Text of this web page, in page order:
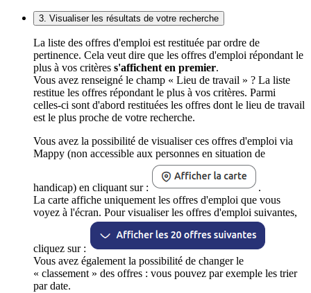
3. Visualiser les résultats de votre recherche
La liste des offres d'emploi est restituée par ordre de
pertinence. Cela veut dire que les offres d'emploi répondant le
plus à vos critères s'affichent en premier.
Vous avez renseigné le champ « Lieu de travail » ? La liste
restitue les offres répondant le plus à vos critères. Parmi
celles-ci sont d'abord restituées les offres dont le lieu de travail
est le plus proche de votre recherche.
Vous avez la possibilité de visualiser ces offres d'emploi via
Mappy (non accessible aux personnes en situation de
handicap) en cliquant sur :
.
La carte affiche uniquement les offres d'emploi que vous
voyez à l'écran. Pour visualiser les offres d'emploi suivantes,
cliquez sur :
Vous avez également la possibilité de changer le
« classement » des offres : vous pouvez par exemple les trier
par date.